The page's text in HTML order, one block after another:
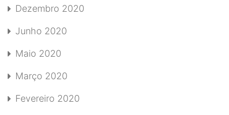
Dezembro 2020
Junho 2020
Maio 2020
Março 2020
Fevereiro 2020